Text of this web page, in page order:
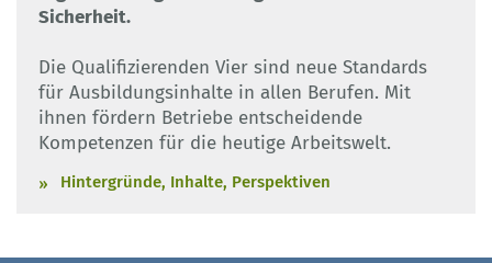
Sicherheit.
Die Qualifizierenden Vier sind neue Standards
für Ausbildungsinhalte in allen Berufen. Mit
ihnen fördern Betriebe entscheidende
Kompetenzen für die heutige Arbeitswelt.
Hintergründe, Inhalte, Perspektiven